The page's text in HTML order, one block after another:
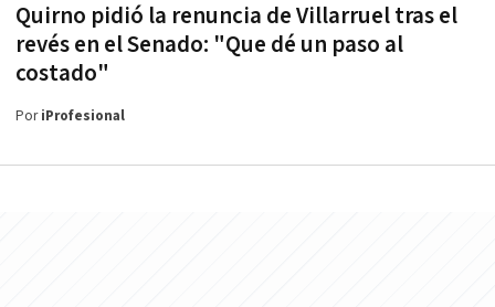
Quirno pidió la renuncia de Villarruel tras el
revés en el Senado: "Que dé un paso al
costado"
PoriProfesional